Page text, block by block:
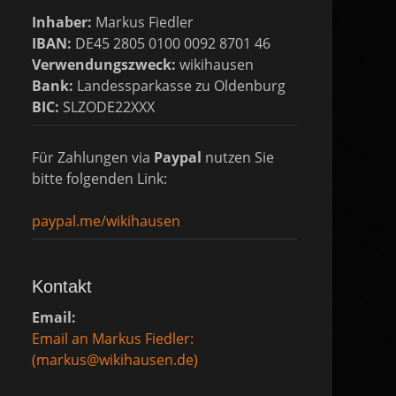
Inhaber: Markus Fiedler
IBAN: DE45 2805 0100 0092 8701 46
Verwendungszweck: wikihausen
Bank: Landessparkasse zu Oldenburg
BIC: SLZODE22XXX
Für Zahlungen via Paypal nutzen Sie
bitte folgenden Link:
paypal.me/wikihausen
Kontakt
Email:
Email an Markus Fiedler:
(markus@wikihausen.de)